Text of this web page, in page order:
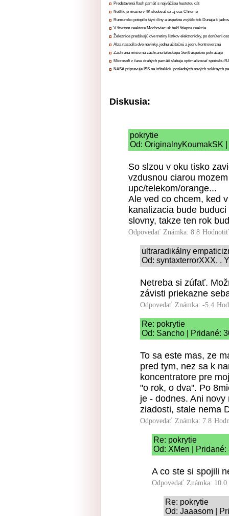
Predstavená flash pamäť s najväčšou hustotou dát
Netflix je možné v 4K sledovať už aj cez Chrome
Rumunsko potopilo štyri člny a úspešne zvýšilo tok Dunaja k
V štvrtom reaktore Mochoviec už beží štiepna reakcia
Železnice predávajú dve tretiny lístkov elektronicky, po donútení
Alza nasadila dve novinky, jednu užitočnú a jednu kontroverznú
Záchrana misie na záchranu teleskopu Swift úspešne pokračuje
Microsoft v čase drahých pamätí sľubuje optimalizovať spotrebu
NASA pripravuje ISS na inštaláciu posledných nových solárnych
Diskusia:
pokrytie
Od: OriginalnyKoumakSK
So slzou v oku tisko
vzdusnou ciarou
upc/telekom/orange...
Ale ved co chcem, ked
kanalizacia bude
slovny, takze ten rok
Odpovedať Známka: 8.8
ultraradikálny
Od: syntaxterrorXXX, .
Netreba si zúfať.
závisti priekazne
Odpovedať Známka: -5.4
Re: pokrytie
Od: Sancho | Pridané:
To sa este mas, ze
pred tym, nez sa k
koncentratore pre
"o rok, o dva". Po
je - dodnes. Ani
ziadosti, stale nema
Odpovedať Známka: 7.8
Re: pokrytie
Od: XMen |
A co ste si spojili
Odpovedať Známka: 10.0
Re: pokrytie
Od: Jaaasom |